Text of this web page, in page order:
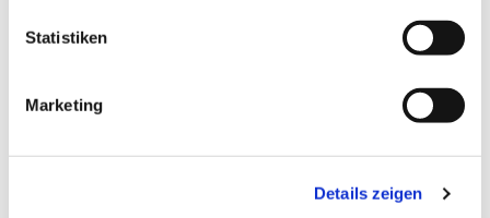
Statistiken
Marketing
Details zeigen
Dies könnte Sie auch
interessieren